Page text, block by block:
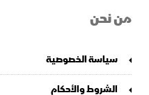
من نحن
سياسة الخصوصية
الشروط والأحكام